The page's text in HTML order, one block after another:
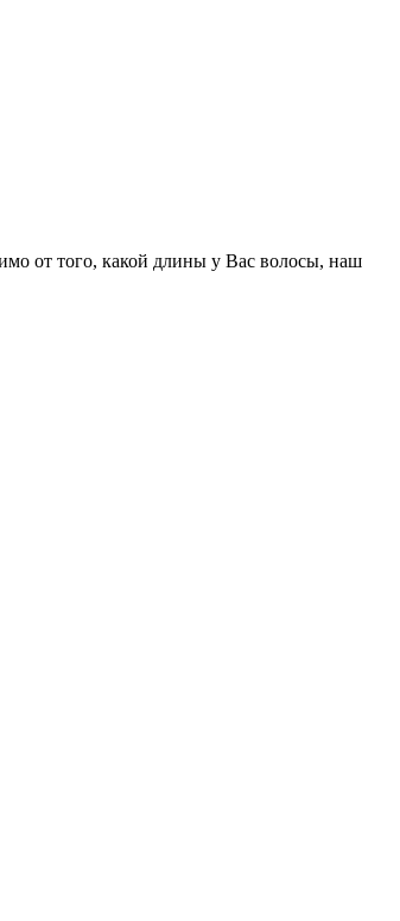
от того, какой длины у Вас волосы, наш